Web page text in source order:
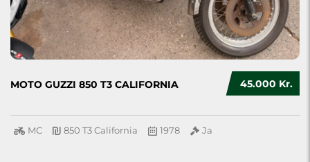
45.000 Kr.
MOTO GUZZI 850 T3 CALIFORNIA
MC 850 T3 California 1978 Ja